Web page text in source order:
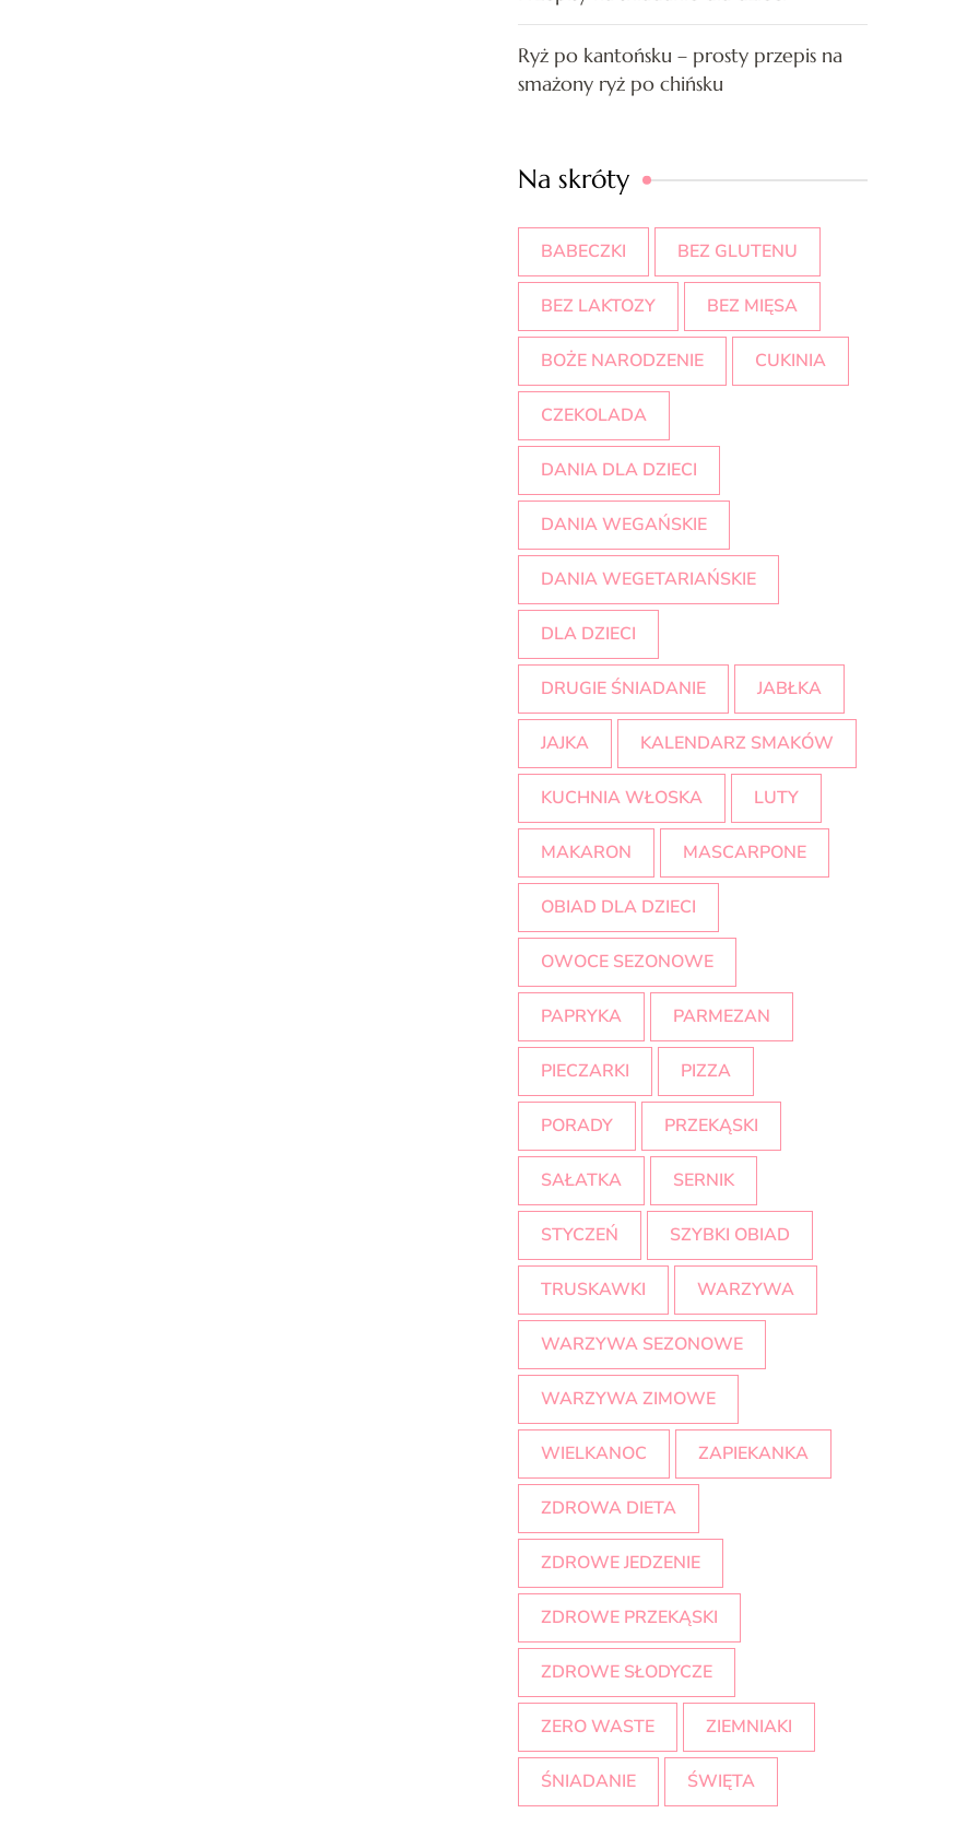
Ryż po kantońsku – prosty przepis na
smażony ryż po chińsku
Na skróty
BABECZKI BEZ GLUTENU
BEZ LAKTOZY BEZ MIĘSA
BOŻE NARODZENIE CUKINIA
CZEKOLADA
DANIA DLA DZIECI
DANIA WEGAŃSKIE
DANIA WEGETARIAŃSKIE
DLA DZIECI
DRUGIE ŚNIADANIE JABŁKA
JAJKA KALENDARZ SMAKÓW
KUCHNIA WŁOSKA LUTY
MAKARON MASCARPONE
OBIAD DLA DZIECI
OWOCE SEZONOWE
PAPRYKA PARMEZAN
PIECZARKI PIZZA
PORADY PRZEKĄSKI
SAŁATKA SERNIK
STYCZEŃ SZYBKI OBIAD
TRUSKAWKI WARZYWA
WARZYWA SEZONOWE
WARZYWA ZIMOWE
WIELKANOC ZAPIEKANKA
ZDROWA DIETA
ZDROWE JEDZENIE
ZDROWE PRZEKĄSKI
ZDROWE SŁODYCZE
ZERO WASTE ZIEMNIAKI
ŚNIADANIE ŚWIĘTA